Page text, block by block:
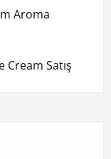
Aroma
Satış